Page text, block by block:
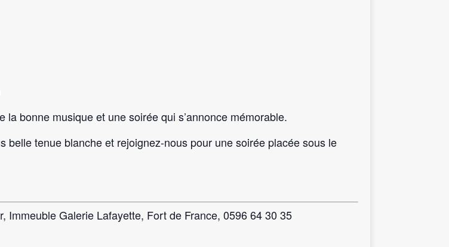
bonne musique et une soirée qui s’annonce mémorable.
tenue blanche et rejoignez-nous pour une soirée placée sous le
Immeuble Galerie Lafayette, Fort de France, 0596 64 30 35